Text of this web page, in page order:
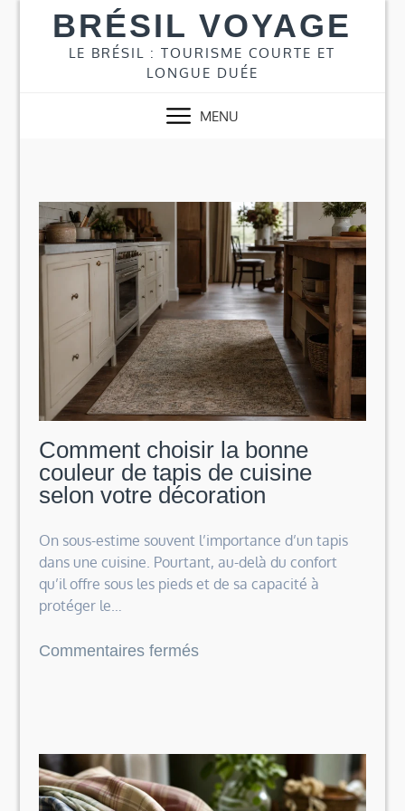
content
BRÉSIL VOYAGE
LE BRÉSIL : TOURISME COURTE ET
LONGUE DUÉE
MENU
Comment choisir la bonne
couleur de tapis de cuisine
selon votre décoration
On sous-estime souvent l’importance d’un tapis
dans une cuisine. Pourtant, au-delà du confort
qu’il offre sous les pieds et de sa capacité à
protéger le…
Commentaires ferméssur
couleur
de